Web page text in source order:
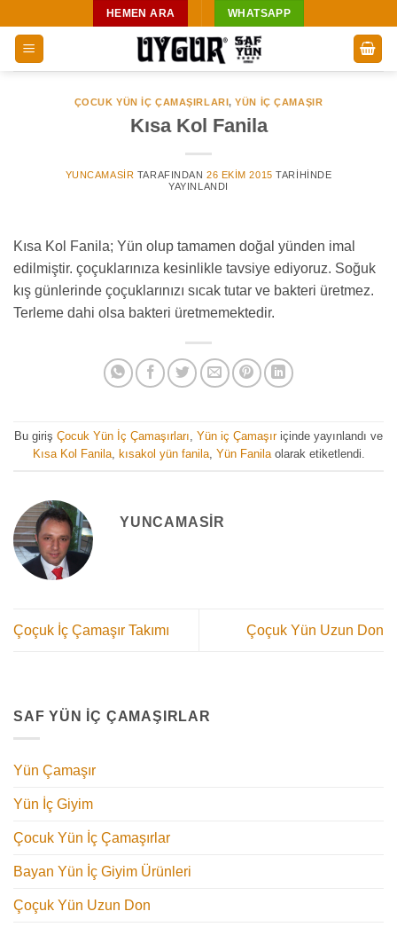
atla
HEMEN ARA WHATSAPP
ÇOCUK YÜN İÇ ÇAMAŞIRLARI,YÜN IÇ ÇAMAŞIR
Kısa Kol Fanila
YUNCAMASIR TARAFINDAN 26 EKIM 2015 TARIHINDE
YAYINLANDI
Kısa Kol Fanila; Yün olup tamamen doğal yünden imal
edilmiştir. çoçuklarınıza kesinlikle tavsiye ediyoruz. Soğuk
kış günlerinde çoçuklarınızı sıcak tutar ve bakteri üretmez.
Terleme dahi olsa bakteri üretmemektedir.
Bu giriş Çocuk Yün İç Çamaşırları Yün iç Çamaşıriçinde yayınlandı ve
Kısa Kol Fanila, kısakol yün fanila, Yün Fanilaolarak etiketlendi.
YUNCAMASIR
Çoçuk İç Çamaşır Takımı Çoçuk Yün Uzun Don
SAF YÜN İÇ ÇAMAŞIRLAR
Yün Çamaşır
Yün İç Giyim
Çocuk Yün İç Çamaşırlar
Bayan Yün İç Giyim Ürünleri
Çoçuk Yün Uzun Don